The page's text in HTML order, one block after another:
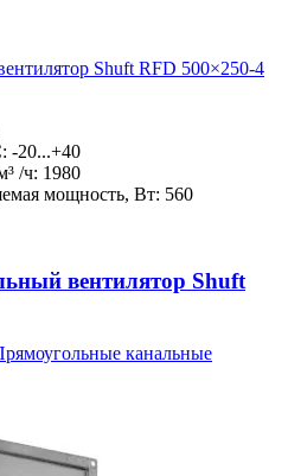
Shuft RFD 500×250-4
-20...+40
/ч: 1980
мощность, Вт: 560
вентилятор Shuft
канальные